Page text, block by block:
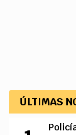
ÚLTIMAS